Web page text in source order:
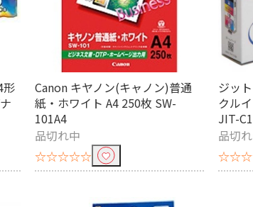
形
Canon キヤノン(キャノン)普通
紙・ホワイト A4 250枚 SW-
101A4
品切れ中
☆☆☆☆☆
ジッ
クル
JIT-
品切
を除外して検索します。
メディアラベル
単4電池
空気亜鉛 単1形 充電池